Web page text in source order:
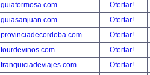
guiaformosa.com
Ofertar!
guiasanjuan.com
Ofertar!
provinciadecordoba.com
Ofertar!
tourdevinos.com
Ofertar!
franquiciadeviajes.com
Ofertar!